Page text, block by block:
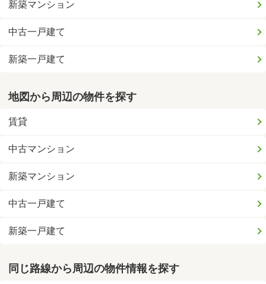
新築マンション
中古一戸建て
新築一戸建て
地図から周辺の物件を探す
賃貸
中古マンション
新築マンション
中古一戸建て
新築一戸建て
同じ路線から周辺の物件情報を探す